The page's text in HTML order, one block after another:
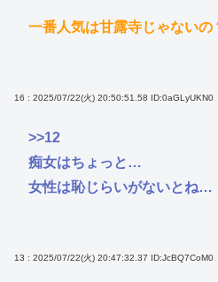
一番人気は甘露寺じゃないの
16 : 2025/07/22(火) 20:50:51.58 ID:0aGLyUKN0
>>12
痴女はちょっと…
女性は恥じらいがないとね…
13 : 2025/07/22(火) 20:47:32.37 ID:JcBQ7CoM0